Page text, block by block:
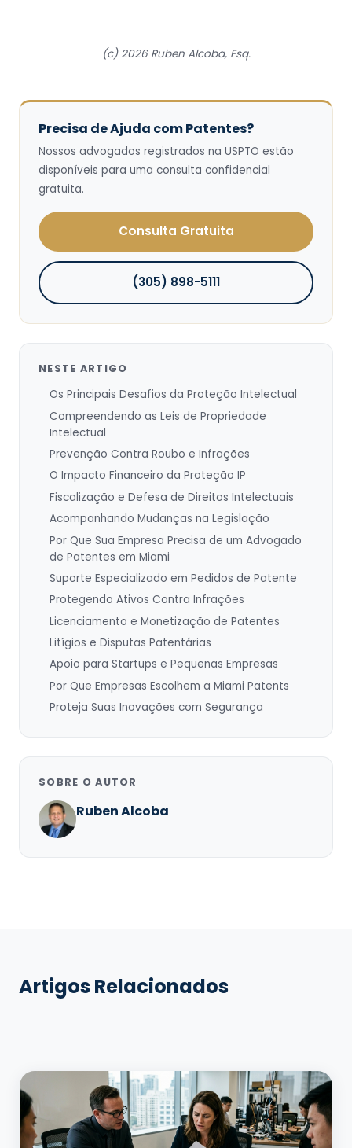
(c) 2026 Ruben Alcoba, Esq.
Precisa de Ajuda com Patentes?
Nossos advogados registrados na USPTO estão
disponíveis para uma consulta confidencial
gratuita.
Consulta Gratuita
(305) 898-5111
NESTE ARTIGO
Os Principais Desafios da Proteção Intelectual
Compreendendo as Leis de Propriedade
Intelectual
Prevenção Contra Roubo e Infrações
O Impacto Financeiro da Proteção IP
Fiscalização e Defesa de Direitos Intelectuais
Acompanhando Mudanças na Legislação
Por Que Sua Empresa Precisa de um Advogado
de Patentes em Miami
Suporte Especializado em Pedidos de Patente
Protegendo Ativos Contra Infrações
Licenciamento e Monetização de Patentes
Litígios e Disputas Patentárias
Apoio para Startups e Pequenas Empresas
Por Que Empresas Escolhem a Miami Patents
Proteja Suas Inovações com Segurança
SOBRE O AUTOR
Ruben Alcoba
Artigos Relacionados